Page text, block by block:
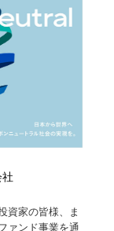
資家の皆様、ま
ァンド事業を通